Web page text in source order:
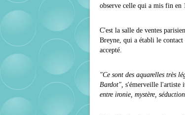
observe celle qui a mis fin en
C'est la salle de ventes
Breyne, qui a établi le contact
accepté.
"Ce sont des aquarelles très
Bardot", s'émerveille l'artiste
entre ironie, mystère,